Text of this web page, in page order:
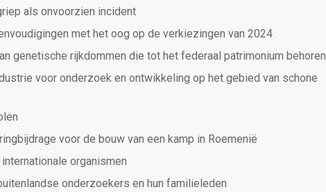
als onvoorzien incident
met het oog op de verkiezingen van 2024
genetische rijkdommen die tot het federaal patrimonium behoren
voor onderzoek en ontwikkeling op het gebied van schone
voor de bouw van een kamp in Roemenië
organismen
onderzoekers en hun familieleden